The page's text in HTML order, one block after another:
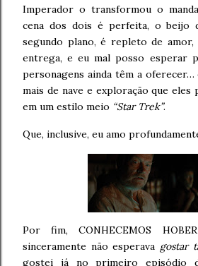
Imperador o transformou o
cena dos dois é perfeita, o beijo
segundo plano, é repleto de amor,
entrega, e eu mal posso esperar
personagens ainda têm a oferecer…
mais de nave e exploração que
em um estilo meio “Star Trek”.
Que, inclusive, eu amo
Por fim, CONHECEMOS
sinceramente não esperava gostar
gostei já no primeiro episódio